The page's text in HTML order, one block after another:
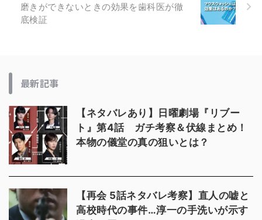
磨きができないときの効果を歯科医が徹
底検証
最新記事
【ネタバレあり】日曜劇場『リブー
ト』第4話 ガチ考察＆伏線まとめ！
本物の儀堂の真の狙いとは？
【再会 5話ネタバレ考察】直人の嘘と
高校時代の事件…淳一の手洗いが示す